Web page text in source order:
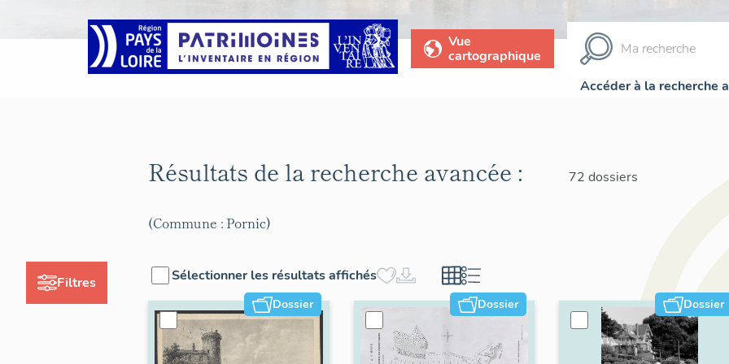
Vue
cartographique
Accéder à la recherche
Filtres
Résultats de la recherche avancée : 72 dossiers
(Commune : Pornic)
Sélectionner les résultats affichés
Dossier Dossier Dossier